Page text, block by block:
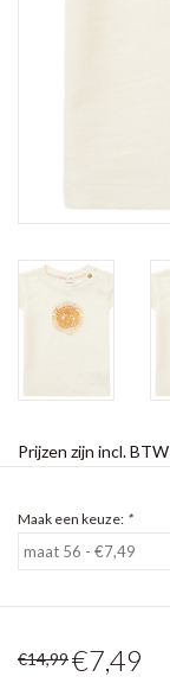
Prijzen zijn incl. BTW
Maak een keuze: *
€14,99€7,49